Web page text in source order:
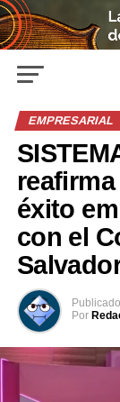
EMPRESARIAL
éxito
con el
Publicado
Por